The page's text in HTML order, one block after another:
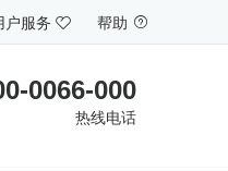
户服务 帮助
0066-000
热线电话